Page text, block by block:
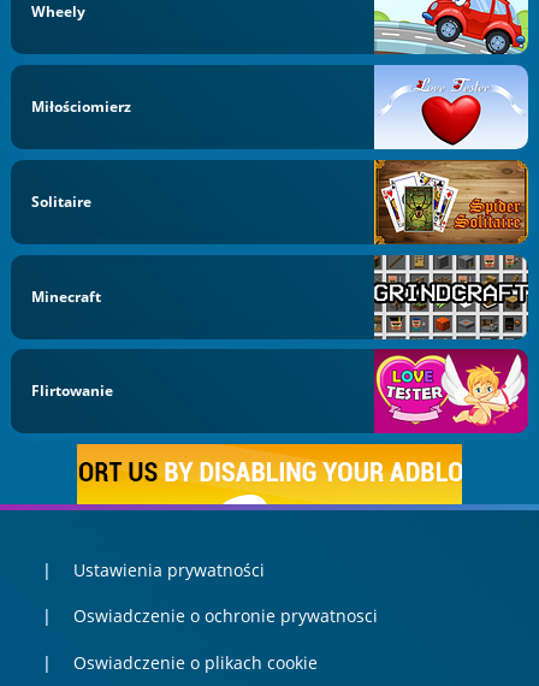
Wheely
Miłościomierz
Solitaire
Minecraft
Flirtowanie
Ustawienia prywatności
Oswiadczenie o ochronie prywatnosci
Oswiadczenie o plikach cookie